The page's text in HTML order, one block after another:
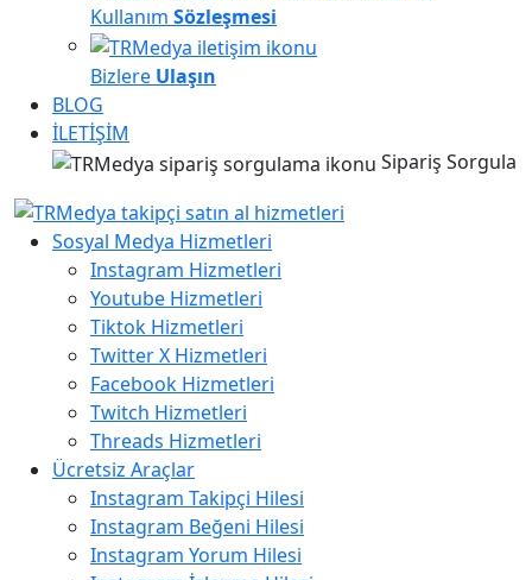
Kullanım Sözleşmesi
Bizlere Ulaşın
BLOG
İLETİŞİM
Sipariş Sorgula
Sosyal Medya Hizmetleri
Instagram Hizmetleri
Youtube Hizmetleri
Tiktok Hizmetleri
Twitter X Hizmetleri
Facebook Hizmetleri
Twitch Hizmetleri
Threads Hizmetleri
Ücretsiz Araçlar
Instagram Takipçi Hilesi
Instagram Beğeni Hilesi
Instagram Yorum Hilesi